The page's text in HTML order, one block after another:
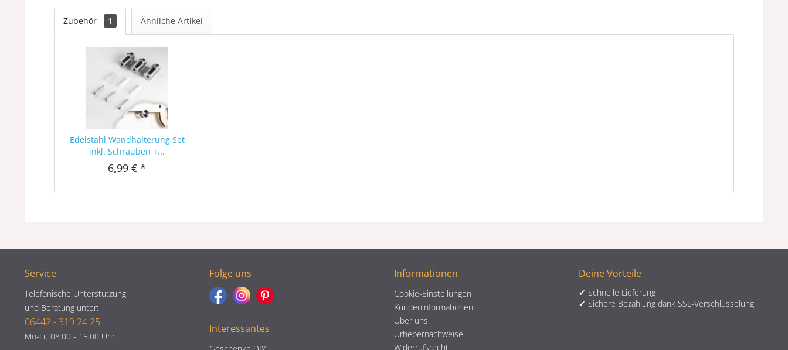
Zubehör 1 Ähnliche Artikel
Edelstahl Wandhalterung Set
inkl. Schrauben +...
6,99 € *
Service
Telefonische Unterstützung
und Beratung unter:
06442 - 319 24 25
Mo-Fr, 08:00 - 15:00 Uhr
Folge uns
Interessantes
Informationen
Cookie-Einstellungen
Kundeninformationen
Über uns
Urhebernachweise
Widerrufsrecht
Deine Vorteile
✔ Schnelle Lieferung
✔ Sichere Bezahlung dank SSL-Verschlüsselung